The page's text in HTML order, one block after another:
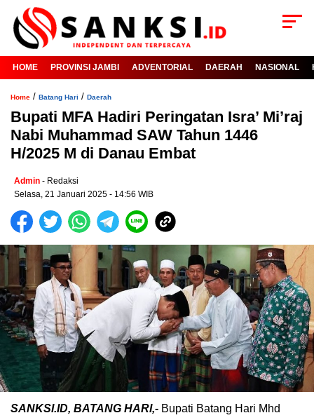
HOME PROVINSI JAMBI ADVENTORIAL DAERAH NASIONAL
Home / Batang Hari / Daerah
Bupati MFA Hadiri Peringatan Isra’ Mi’raj
Nabi Muhammad SAW Tahun 1446
H/2025 M di Danau Embat
Admin - Redaksi
Selasa, 21 Januari 2025 - 14:56 WIB
SANKSI.ID, BATANG HARI,- Bupati Batang Hari Mhd